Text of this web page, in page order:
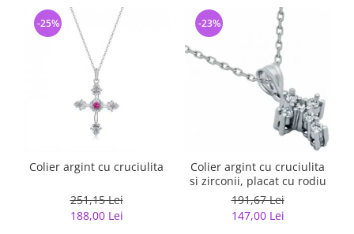
Colier argint cu cruciulita
251,15 Lei
188,00 Lei
-25%
Colier argint cu cruciulita
si zirconii, placat cu rodiu
191,67 Lei
147,00 Lei
-23%